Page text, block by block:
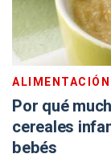
ALIMENTACIÓN
Por qué
cereales
bebés